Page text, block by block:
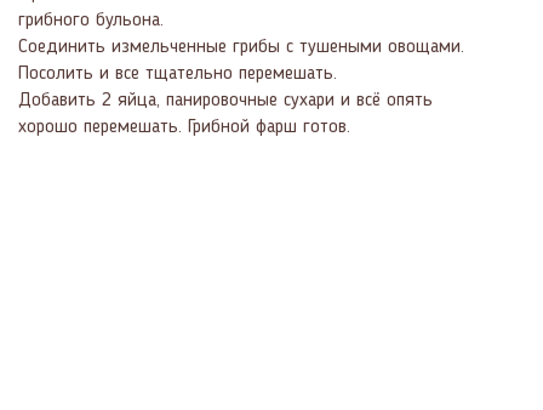
грибного бульона.
Соединить измельченные грибы с тушеными овощами.
Посолить и все тщательно перемешать.
Добавить 2 яйца, панировочные сухари и всё опять
хорошо перемешать. Грибной фарш готов.